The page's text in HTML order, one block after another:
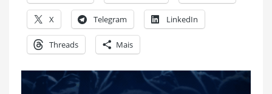
X Telegram LinkedIn
Threads Mais